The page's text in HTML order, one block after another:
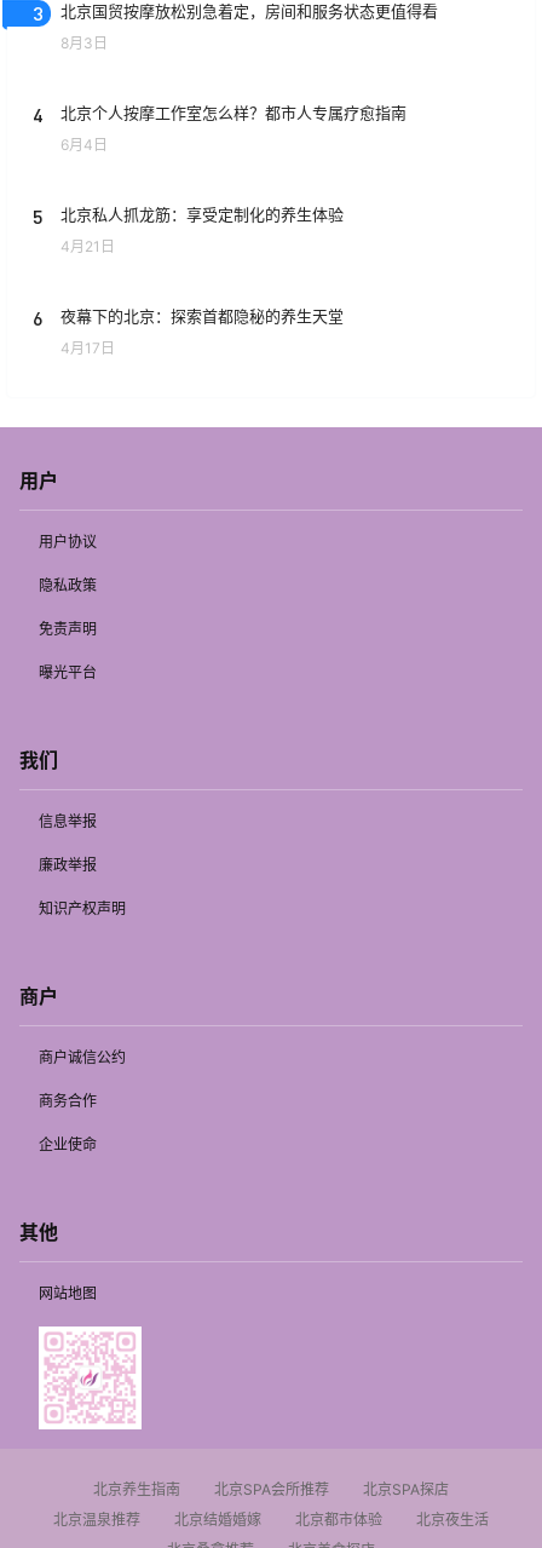
3 北京国贸按摩放松别急着定，房间和服务状态更值得看
8月3日
4 北京个人按摩工作室怎么样？都市人专属疗愈指南
6月4日
5 北京私人抓龙筋：享受定制化的养生体验
4月21日
6 夜幕下的北京：探索首都隐秘的养生天堂
4月17日
用户
用户协议
隐私政策
免责声明
曝光平台
我们
信息举报
廉政举报
知识产权声明
商户
商户诚信公约
商务合作
企业使命
其他
网站地图
北京养生指南 北京SPA会所推荐
北京SPA探店
北京温泉推荐
北京结婚婚嫁 北京都市体验
北京夜生活